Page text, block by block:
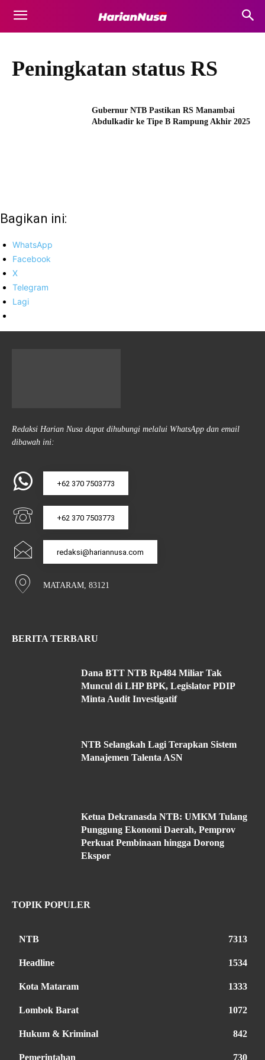
Peningkatan status RS
Gubernur NTB Pastikan RS Manambai
Abdulkadir ke Tipe B Rampung Akhir 2025
Bagikan ini:
WhatsApp
Facebook
X
Telegram
Lagi
Redaksi Harian Nusa dapat dihubungi melalui WhatsApp dan email
dibawah ini:
+62 370 7503773
+62 370 7503773
redaksi@hariannusa.com
MATARAM, 83121
BERITA TERBARU
Dana BTT NTB Rp484 Miliar Tak
Muncul di LHP BPK, Legislator PDIP
Minta Audit Investigatif
NTB Selangkah Lagi Terapkan Sistem
Manajemen Talenta ASN
Ketua Dekranasda NTB: UMKM Tulang
Punggung Ekonomi Daerah, Pemprov
Perkuat Pembinaan hingga Dorong
Ekspor
TOPIK POPULER
NTB 7313
Headline 1534
Kota Mataram 1333
Lombok Barat 1072
Hukum & Kriminal 842
Pemerintahan 730